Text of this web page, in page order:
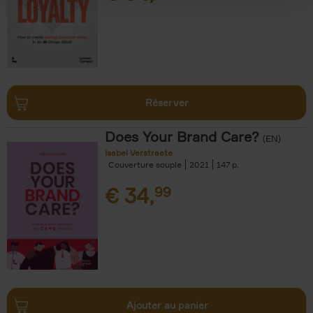
Réserver
Does Your Brand Care? (EN)
Isabel Verstraete
Couverture souple
2021 147
€ 34,99
Ajouter au panier